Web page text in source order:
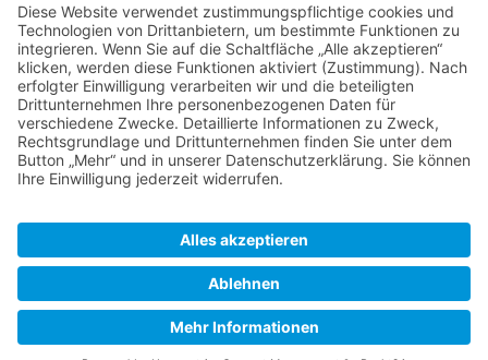
Bürokrat zu (–)
20:32, 14. Apr. 2007 Peter Diskussion
Beiträge
änderte die Gruppenzugehörigkeit fürPschrey
Bürokrat und Administrator zu Bürokrat
16:53, 24. Jan. 2006 WikiSysop Diskussion
Beiträge änderte die Gruppenzugehörigkeit für
SkipperGuide